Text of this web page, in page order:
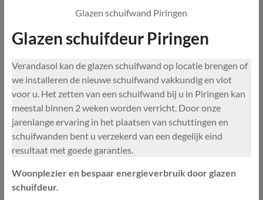
Glazen schuifwand Piringen
Glazen schuifdeur Piringen
Verandasol kan de glazen schuifwand op locatie brengen of
we installeren de nieuwe schuifwand vakkundig en vlot
voor u. Het zetten van een schuifwand bij u in Piringen kan
meestal binnen 2 weken worden verricht. Door onze
jarenlange ervaring in het plaatsen van schuttingen en
schuifwanden bent u verzekerd van een degelijk eind
resultaat met goede garanties.
Woonplezier en bespaar energieverbruik door glazen
schuifdeur.